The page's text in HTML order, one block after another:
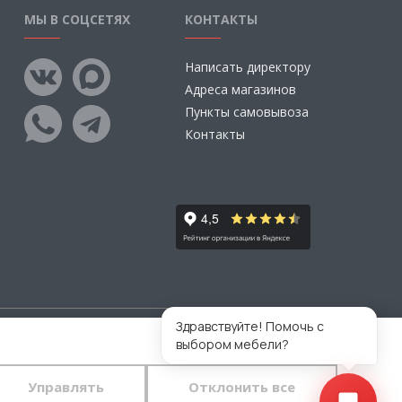
МЫ В СОЦСЕТЯХ КОНТАКТЫ
Написать директору
Адреса магазинов
Пункты самовывоза
Контакты
за размещаемые Пользователями
пользовательского
Управлять Отклонить все
Здравствуйте! Помочь с
выбором мебели?